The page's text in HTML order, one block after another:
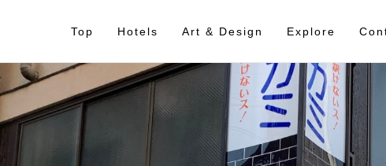
Top Hotels Art & Design Explore